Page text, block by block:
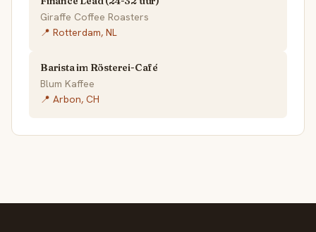
Giraffe Coffee Roasters
📍 Rotterdam, NL
Barista im Rösterei-Café
Blum Kaffee
📍 Arbon, CH